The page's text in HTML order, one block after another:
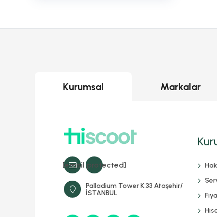
Kurumsal Markalar
[email protected]
Palladium Tower K:33 Ataşehir/
İSTANBUL